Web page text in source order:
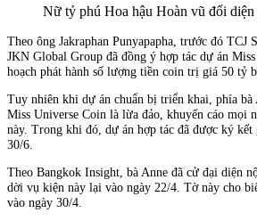
Nữ tỷ phú Hoa hậu Hoàn vũ đối diện
Theo ông Jakraphan Punyapapha, trước đó TCJ
JKN Global Group đã đồng ý hợp tác dự án
hoạch phát hành số lượng tiền coin trị giá 50 tỷ
Tuy nhiên khi dự án chuẩn bị triển khai, phía bà
Miss Universe Coin là lừa đảo, khuyến cáo mọi
này. Trong khi đó, dự án hợp tác đã được ký kết
30/6.
Theo Bangkok Insight, bà Anne đã cử đại diện
dời vụ kiện này lại vào ngày 22/4. Tờ này cho
vào ngày 30/4.